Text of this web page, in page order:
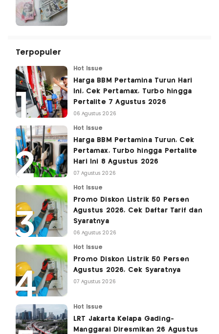
Terpopuler
Hot Issue
Harga BBM Pertamina Turun Hari
Ini, Cek Pertamax, Turbo hingga
Pertalite 7 Agustus 2026
06 Agustus 2026
Hot Issue
Harga BBM Pertamina Turun, Cek
Pertamax, Turbo hingga Pertalite
Hari Ini 8 Agustus 2026
07 Agustus 2026
Hot Issue
Promo Diskon Listrik 50 Persen
Agustus 2026, Cek Daftar Tarif dan
Syaratnya
06 Agustus 2026
Hot Issue
Promo Diskon Listrik 50 Persen
Agustus 2026, Cek Syaratnya
07 Agustus 2026
Hot Issue
LRT Jakarta Kelapa Gading-
Manggarai Diresmikan 26 Agustus